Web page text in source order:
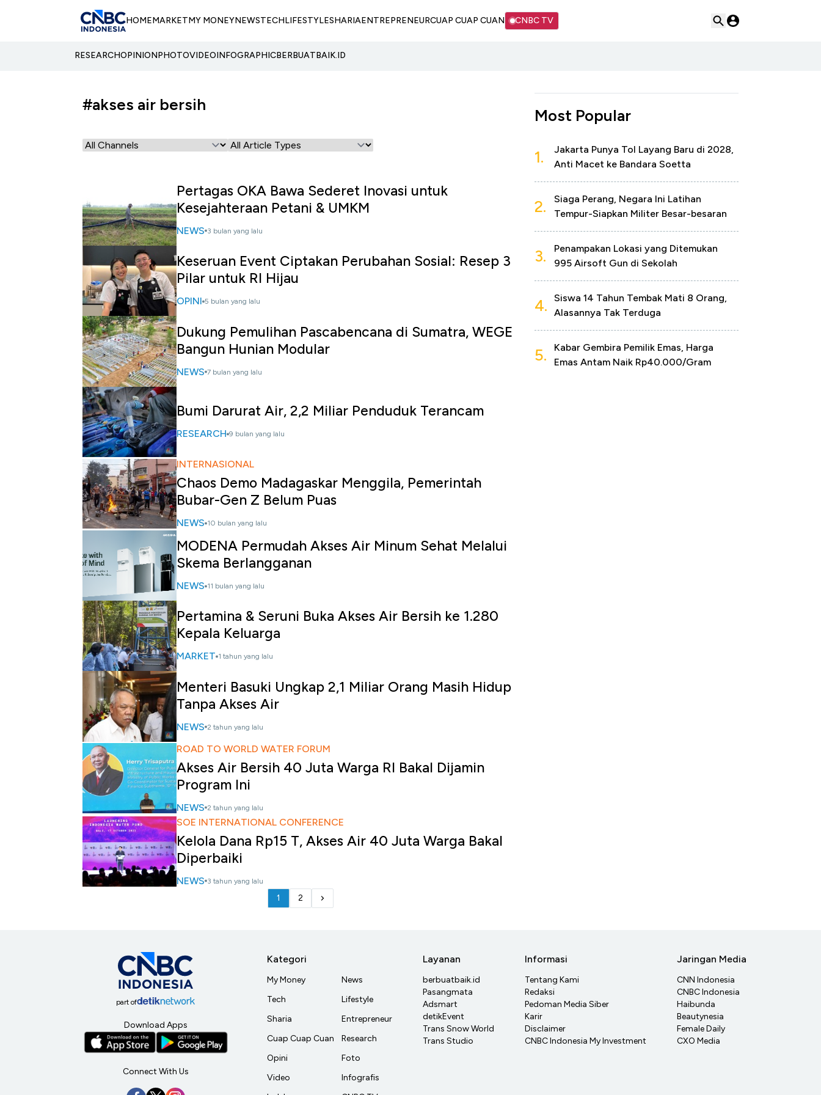
HOMEMARKETMY MONEYNEWSTECHLIFESTYLESHARIAENTREPRENEURCUAP CUAP CUAN CNBC TV
RESEARCHOPINIONPHOTOVIDEOINFOGRAPHICBERBUATBAIK.ID
#akses air bersih
Pertagas OKA Bawa Sederet Inovasi untuk
Kesejahteraan Petani & UMKM
NEWS 3 bulan yang lalu
Keseruan Event Ciptakan Perubahan Sosial: Resep 3
Pilar untuk RI Hijau
OPINI 5 bulan yang lalu
Dukung Pemulihan Pascabencana di Sumatra, WEGE
Bangun Hunian Modular
NEWS 7 bulan yang lalu
Bumi Darurat Air, 2,2 Miliar Penduduk Terancam
RESEARCH 9 bulan yang lalu
INTERNASIONAL
Chaos Demo Madagaskar Menggila, Pemerintah
Bubar-Gen Z Belum Puas
NEWS 10 bulan yang lalu
MODENA Permudah Akses Air Minum Sehat Melalui
Skema Berlangganan
NEWS 11 bulan yang lalu
Pertamina & Seruni Buka Akses Air Bersih ke 1.280
Kepala Keluarga
MARKET 1 tahun yang lalu
Menteri Basuki Ungkap 2,1 Miliar Orang Masih Hidup
Tanpa Akses Air
NEWS 2 tahun yang lalu
ROAD TO WORLD WATER FORUM
Akses Air Bersih 40 Juta Warga RI Bakal Dijamin
Program Ini
NEWS 2 tahun yang lalu
SOE INTERNATIONAL CONFERENCE
Kelola Dana Rp15 T, Akses Air 40 Juta Warga Bakal
Diperbaiki
NEWS 3 tahun yang lalu
1 2
Most Popular
1.
Jakarta Punya Tol Layang Baru di 2028,
Anti Macet ke Bandara Soetta
2.
Siaga Perang, Negara Ini Latihan
Tempur-Siapkan Militer Besar-besaran
3.
Penampakan Lokasi yang Ditemukan
995 Airsoft Gun di Sekolah
4.
Siswa 14 Tahun Tembak Mati 8 Orang,
Alasannya Tak Terduga
5.
Kabar Gembira Pemilik Emas, Harga
Emas Antam Naik Rp40.000/Gram
part of
Download Apps
Connect With Us
Kategori
My Money
Tech
Sharia
Cuap Cuap Cuan
Opini
Video
News
Lifestyle
Entrepreneur
Research
Foto
Infografis
Layanan
berbuatbaik.id
Pasangmata
Adsmart
detikEvent
Trans Snow World
Trans Studio
Informasi
Tentang Kami
Redaksi
Pedoman Media Siber
Karir
Disclaimer
CNBC Indonesia My Investment
Jaringan Media
CNN Indonesia
CNBC Indonesia
Haibunda
Beautynesia
Female Daily
CXO Media